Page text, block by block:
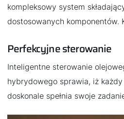
kompleksowy system
dostosowanych komponentów.
ze sobą współpracują.
Perfekcyjne sterowanie
Inteligentne sterowanie
hybrydowego sprawia, iż każdy
doskonale spełnia swoje